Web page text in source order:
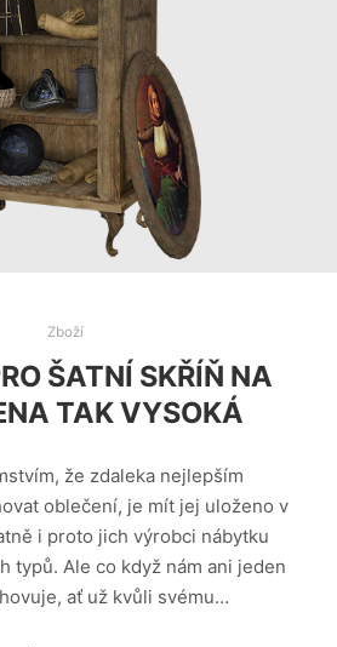
Zboží
ŠATNÍ SKŘÍŇ NA
TAK VYSOKÁ
že zdaleka nejlepším
oblečení, je mít jej uloženo v
i proto jich výrobci nábytku
typů. Ale co když nám ani jeden
ať už kvůli svému…